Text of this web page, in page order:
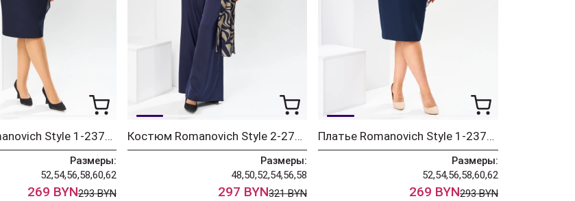
Платье Romanovich Style 1-2371 синий флок
Размеры:
52,54,56,58,60,62
269 BYN293 BYN
Костюм Romanovich Style 2-2750 дизайн + синий
Размеры:
48,50,52,54,56,58
297 BYN321 BYN
Платье Romanovich Style 1-2371 молочные цветы
Размеры:
52,54,56,58,60,62
269 BYN293 BYN